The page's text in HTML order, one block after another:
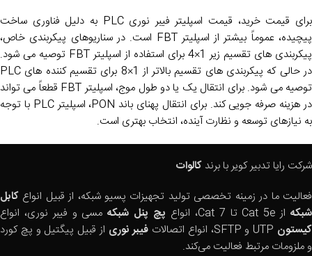
برای قیمت خرید، قیمت اسپلیتر فیبر نوری PLC به دلیل فناوری ساخت
پیچیده، عموماً بیشتر از اسپلیتر FBT است. در سناریوهای پیکربندی خاص،
پیکربندی های تقسیم زیر 1×4 برای استفاده از اسپلیتر FBT توصیه می شود.
در حالی که پیکربندی های تقسیم بالاتر از 1×8 برای تقسیم کننده های PLC
توصیه می شود. برای انتقال یک یا دو طول موج، اسپلیتر FBT قطعاً می تواند
در هزینه صرفه جویی کند. برای انتقال پهنای باند PON، اسپلیتر PLC با توجه
به نیازهای توسعه و نظارت آینده، انتخاب بهتری است.
شرکت رایا تدبیر کویر با برند کالوات
فعالیت ما در زمینه تخصصی تولید تجهیزات پسیو شبکه، از قبیل انواع کابل
شبکهاز Cat 5e تا Cat 7، انواع پچ پنل شبکهمسی و فیبر نوری، انواع
کیستون
فیبر نوری از قبیل پیگتیل و پچ کورد
و ملزومات مرتبط فعالیت می‌کند.